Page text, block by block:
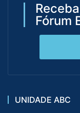
Fórum
UNIDADE ABC